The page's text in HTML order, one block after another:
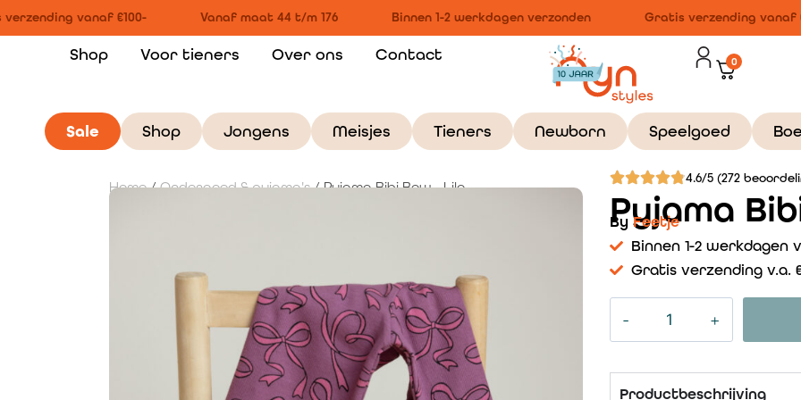
vanaf €100- Vanaf maat 44 t/m 176 Binnen 1-2 werkdagen verzonden Gratis verzending vanaf
Shop Voor tieners Over ons Contact 0
Sale Shop Jongens Meisjes Tieners Newborn Speelgoed
Home/Ondergoed & pyjama's/ Pyjama Bibi Bow – Lila
4.6/5 (272
Pyjama
By Feetje
Binnen 1-2 werkdagen
Gratis verzending v.a.
Productbeschrijving